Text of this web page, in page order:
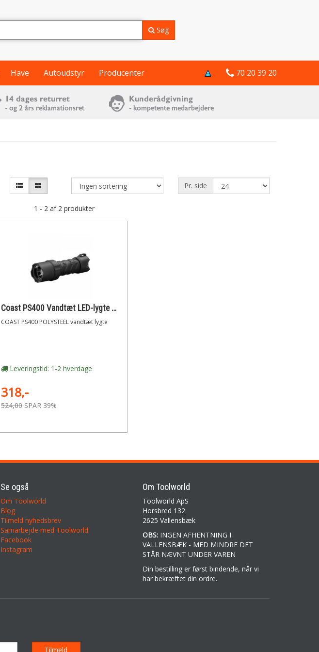
Søg
Have Autoudstyr Producenter 70 20 39 20
Pr. side
1 - 2 af 2 produkter
Coast PS400 Vandtæt LED-lygte POLYSTEEL 300 lumen 3 styrker
COAST PS400 POLYSTEEL vandtæt lygte
Leveringstid: 1-2 hverdage
318,-
524,00 SPAR 39%
Se også
Om Toolworld
Blog
Tilmeld nyhedsbrev
Samarbejde med Toolworld
Facebook
Instagram
Om Toolworld
Toolworld ApS
Horsbred 132
2625 Vallensbæk
OBS:INGEN AFHENTNING I
VALLENSBÆK - MED MINDRE DET
STÅR NÆVNT UNDER VAREN
Din bestilling er først bindende, når vi
har bekræftet din ordre.